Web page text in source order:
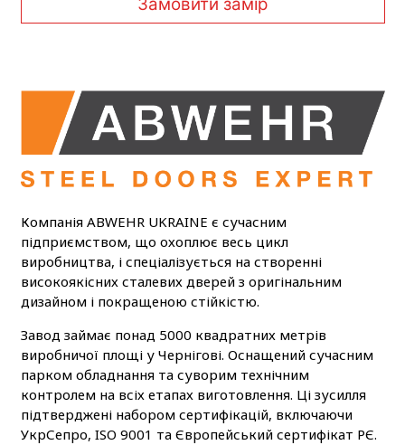
Компанія ABWEHR UKRAINE є сучасним
підприємством, що охоплює весь цикл
виробництва, і спеціалізується на створенні
високоякісних сталевих дверей з оригінальним
дизайном і покращеною стійкістю.
Завод займає понад 5000 квадратних метрів
виробничої площі у Чернігові. Оснащений сучасним
парком обладнання та суворим технічним
контролем на всіх етапах виготовлення. Ці зусилля
підтверджені набором сертифікацій, включаючи
УкрСепро, ISO 9001 та Європейський сертифікат РЄ.